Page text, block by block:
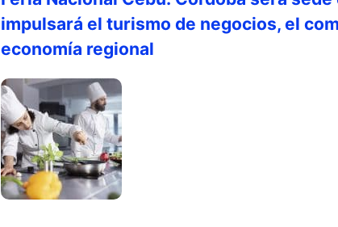
impulsará el turismo de negocios, el
economía regional